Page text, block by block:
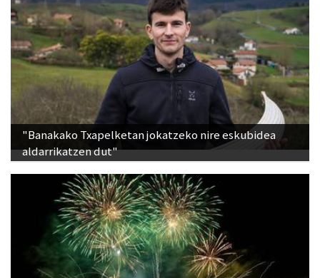
"Banakako Txapelketan jokatzeko nire eskubidea
aldarrikatzen dut"